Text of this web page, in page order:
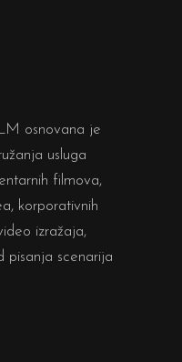
osnovana je
usluga
filmova,
korporativnih
izražaja,
pisanja scenarija